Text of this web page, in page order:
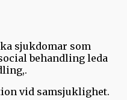
sjukdomar som
behandling leda
vid samsjuklighet.